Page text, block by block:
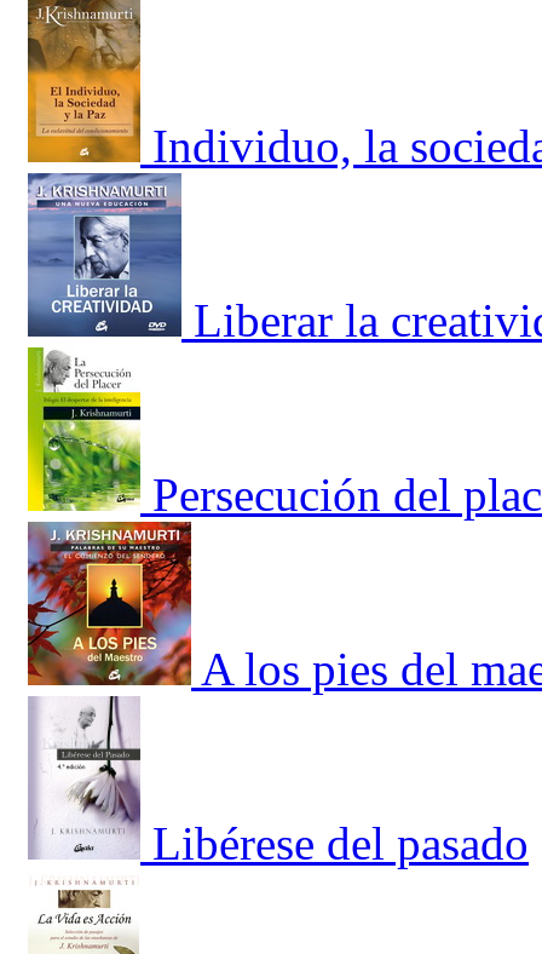
Individuo, la
Liberar la
Persecución del
A los pies del
Libérese del pasado